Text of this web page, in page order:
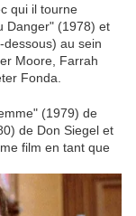
qui il tourne
Danger" (1978) et
au sein
Moore, Farrah
Fonda.
(1979) de
de Don Siegel et
film en tant que